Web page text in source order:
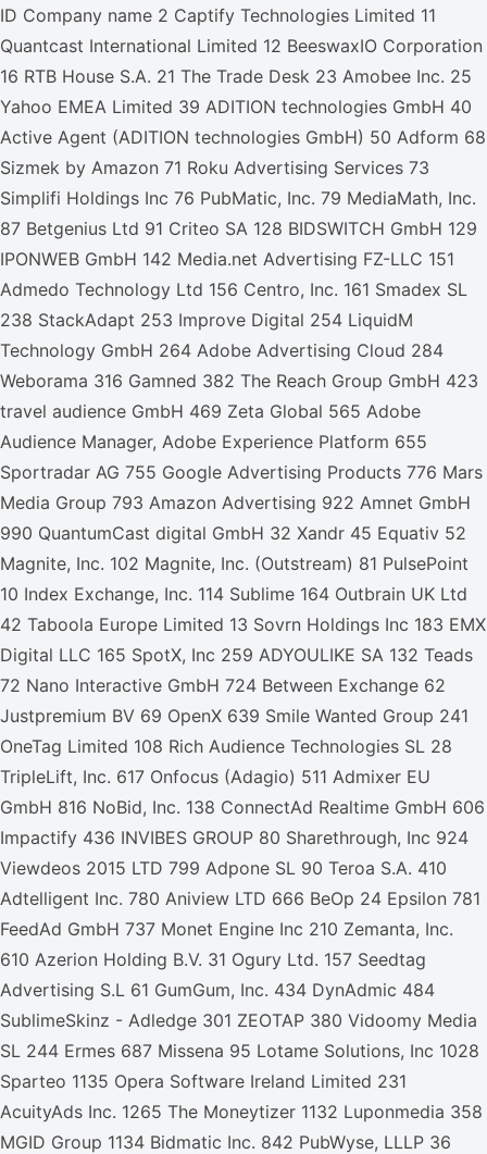
ID Company name 2 Captify Technologies Limited 11
Quantcast International Limited 12 BeeswaxIO Corporation
16 RTB House S.A. 21 The Trade Desk 23 Amobee Inc. 25
Yahoo EMEA Limited 39 ADITION technologies GmbH 40
Active Agent (ADITION technologies GmbH) 50 Adform 68
Sizmek by Amazon 71 Roku Advertising Services 73
Simplifi Holdings Inc 76 PubMatic, Inc. 79 MediaMath, Inc.
87 Betgenius Ltd 91 Criteo SA 128 BIDSWITCH GmbH 129
IPONWEB GmbH 142 Media.net Advertising FZ-LLC 151
Admedo Technology Ltd 156 Centro, Inc. 161 Smadex SL
238 StackAdapt 253 Improve Digital 254 LiquidM
Technology GmbH 264 Adobe Advertising Cloud 284
Weborama 316 Gamned 382 The Reach Group GmbH 423
travel audience GmbH 469 Zeta Global 565 Adobe
Audience Manager, Adobe Experience Platform 655
Sportradar AG 755 Google Advertising Products 776 Mars
Media Group 793 Amazon Advertising 922 Amnet GmbH
990 QuantumCast digital GmbH 32 Xandr 45 Equativ 52
Magnite, Inc. 102 Magnite, Inc. (Outstream) 81 PulsePoint
10 Index Exchange, Inc. 114 Sublime 164 Outbrain UK Ltd
42 Taboola Europe Limited 13 Sovrn Holdings Inc 183 EMX
Digital LLC 165 SpotX, Inc 259 ADYOULIKE SA 132 Teads
72 Nano Interactive GmbH 724 Between Exchange 62
Justpremium BV 69 OpenX 639 Smile Wanted Group 241
OneTag Limited 108 Rich Audience Technologies SL 28
TripleLift, Inc. 617 Onfocus (Adagio) 511 Admixer EU
GmbH 816 NoBid, Inc. 138 ConnectAd Realtime GmbH 606
Impactify 436 INVIBES GROUP 80 Sharethrough, Inc 924
Viewdeos 2015 LTD 799 Adpone SL 90 Teroa S.A. 410
Adtelligent Inc. 780 Aniview LTD 666 BeOp 24 Epsilon 781
FeedAd GmbH 737 Monet Engine Inc 210 Zemanta, Inc.
610 Azerion Holding B.V. 31 Ogury Ltd. 157 Seedtag
Advertising S.L 61 GumGum, Inc. 434 DynAdmic 484
SublimeSkinz - Adledge 301 ZEOTAP 380 Vidoomy Media
SL 244 Ermes 687 Missena 95 Lotame Solutions, Inc 1028
Sparteo 1135 Opera Software Ireland Limited 231
AcuityAds Inc. 1265 The Moneytizer 1132 Luponmedia 358
MGID Group 1134 Bidmatic Inc. 842 PubWyse, LLLP 36